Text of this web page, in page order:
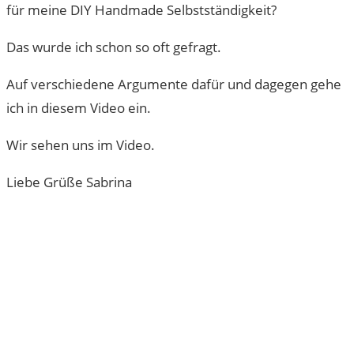
für meine DIY Handmade Selbstständigkeit?
Das wurde ich schon so oft gefragt.
Auf verschiedene Argumente dafür und dagegen gehe
ich in diesem Video ein.
Wir sehen uns im Video.
Liebe Grüße Sabrina